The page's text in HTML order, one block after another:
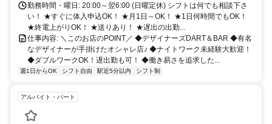
勤務時間・曜日: 20:00～翌6:00 (日曜定休) シフトは何でも相談下さ
い！ ★すぐに体入申込OK！ ★月1日～OK！ ★1日何時間でもOK！
★終電上がりOK！ ★送りあり！ ★遅出の出勤...
仕事内容: ＼このお店のPOINT／ ◆デザイナーズDART＆BAR ◆有名
なデザイナーが手掛けたオシャレ店♪ ◆ナイトワーク未経験大歓迎！
◆ダブルワークOK！遅出勤も可！ ◆働き易さを追求した...
週1日からOK シフト自由 駅近5分以内 シフト制
アルバイト・パート